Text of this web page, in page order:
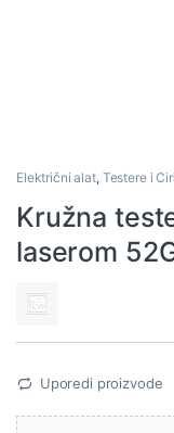
Električni alat, Testere i
Kružna
laserom
Uporedi proizvode